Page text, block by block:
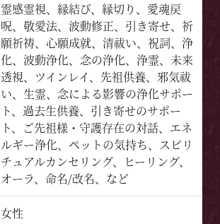
霊感霊視、縁結び、縁切り、愛魂戻
呪、敬愛法、波動修正、引き寄せ、祈
願祈祷、心願成就、清祓い、祝詞、浄
化、波動浄化、念の浄化、浄霊、未来
透視、ツインレイ、先祖供養、邪気祓
い、生霊、念による影響の浄化サポー
ト、過去生供養、引き寄せのサポー
ト、ご先祖様・守護存在の対話、エネ
ルギー浄化、ペットの気持ち、スピリ
チュアルカンセリング、ヒーリング、
オーラ、命名/改名、など
女性